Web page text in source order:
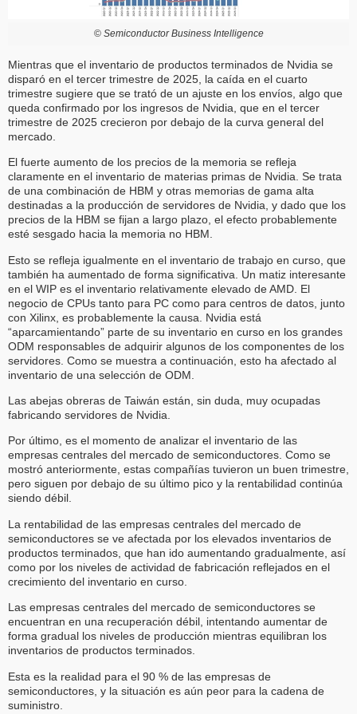
© Semiconductor Business Intelligence
Mientras que el inventario de productos terminados de Nvidia se
disparó en el tercer trimestre de 2025, la caída en el cuarto
trimestre sugiere que se trató de un ajuste en los envíos, algo que
queda confirmado por los ingresos de Nvidia, que en el tercer
trimestre de 2025 crecieron por debajo de la curva general del
mercado.
El fuerte aumento de los precios de la memoria se refleja
claramente en el inventario de materias primas de Nvidia. Se trata
de una combinación de HBM y otras memorias de gama alta
destinadas a la producción de servidores de Nvidia, y dado que los
precios de la HBM se fijan a largo plazo, el efecto probablemente
esté sesgado hacia la memoria no HBM.
Esto se refleja igualmente en el inventario de trabajo en curso, que
también ha aumentado de forma significativa. Un matiz interesante
en el WIP es el inventario relativamente elevado de AMD. El
negocio de CPUs tanto para PC como para centros de datos, junto
con Xilinx, es probablemente la causa. Nvidia está
“aparcamientando” parte de su inventario en curso en los grandes
ODM responsables de adquirir algunos de los componentes de los
servidores. Como se muestra a continuación, esto ha afectado al
inventario de una selección de ODM.
Las abejas obreras de Taiwán están, sin duda, muy ocupadas
fabricando servidores de Nvidia.
Por último, es el momento de analizar el inventario de las
empresas centrales del mercado de semiconductores. Como se
mostró anteriormente, estas compañías tuvieron un buen trimestre,
pero siguen por debajo de su último pico y la rentabilidad continúa
siendo débil.
La rentabilidad de las empresas centrales del mercado de
semiconductores se ve afectada por los elevados inventarios de
productos terminados, que han ido aumentando gradualmente, así
como por los niveles de actividad de fabricación reflejados en el
crecimiento del inventario en curso.
Las empresas centrales del mercado de semiconductores se
encuentran en una recuperación débil, intentando aumentar de
forma gradual los niveles de producción mientras equilibran los
inventarios de productos terminados.
Esta es la realidad para el 90 % de las empresas de
semiconductores, y la situación es aún peor para la cadena de
suministro.